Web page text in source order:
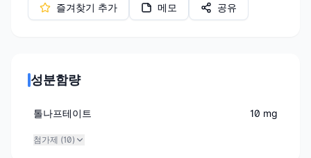
즐겨찾기 추가 메모 공유
성분함량
톨나프테이트 10 mg
첨가제 (10)